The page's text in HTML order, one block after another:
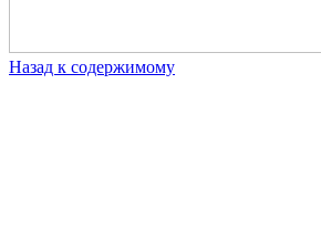
Назад к содержимому